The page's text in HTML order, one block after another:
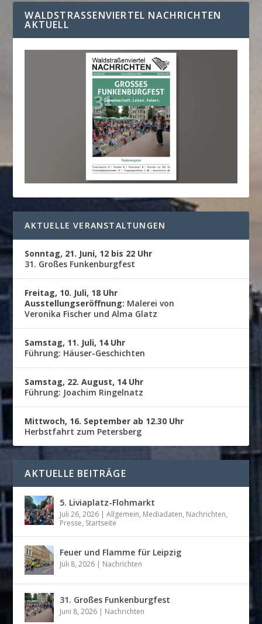
WALDSTRASSENVIERTEL NACHRICHTEN A
KTUELL
AKTUELLE VERANSTALTUNGEN
Sonntag, 21. Juni, 12 bis 22 Uhr
31. Großes Funkenburgfest
Freitag, 10. Juli, 18 Uhr
Ausstellungseröffnung: Malerei von
Veronika Fischer und Alma Glatz
Samstag, 11. Juli, 14 Uhr
Führung: Häuser-Geschichten
Samstag, 22. August, 14 Uhr
Führung: Joachim Ringelnatz
Mittwoch, 16. September ab 12.30 Uhr
Herbstfahrt zum Petersberg
AKTUELLE BEITRÄGE
5. Liviaplatz-Flohmarkt
Juli 26, 2026 |Allgemein, Mediadaten, Nachrichten,
Presse, Startseite
Feuer und Flamme für Leipzig
Juli 8, 2026 | Nachrichten
31. Großes Funkenburgfest
Juni 8, 2026 | Nachrichten